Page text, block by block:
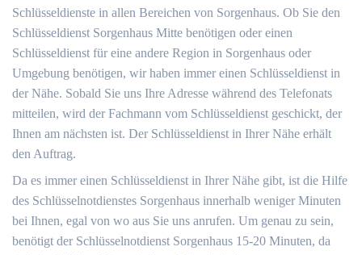
Schlüsseldienste in allen Bereichen von Sorgenhaus. Ob Sie den
Schlüsseldienst Sorgenhaus Mitte benötigen oder einen
Schlüsseldienst für eine andere Region in Sorgenhaus oder
Umgebung benötigen, wir haben immer einen Schlüsseldienst in
der Nähe. Sobald Sie uns Ihre Adresse während des Telefonats
mitteilen, wird der Fachmann vom Schlüsseldienst geschickt, der
Ihnen am nächsten ist. Der Schlüsseldienst in Ihrer Nähe erhält
den Auftrag.
Da es immer einen Schlüsseldienst in Ihrer Nähe gibt, ist die Hilfe
des Schlüsselnotdienstes Sorgenhaus innerhalb weniger Minuten
bei Ihnen, egal von wo aus Sie uns anrufen. Um genau zu sein,
benötigt der Schlüsselnotdienst Sorgenhaus 15-20 Minuten, da